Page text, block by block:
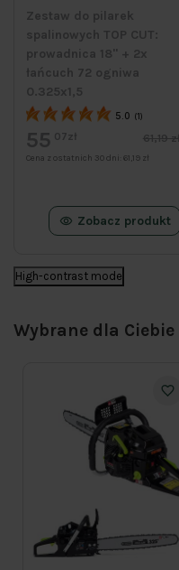
Zestaw do pilarek
spalinowych TOP CUT:
prowadnica 18" + 2x
łańcuch 72 ogniwa
0.325x1,5
5.0 (1)
55 07zł 61,19 zł
Cena z ostatnich 30 dni: 61,19 zł
Zobacz produkt
High-contrast mode
Wybrane dla Ciebie